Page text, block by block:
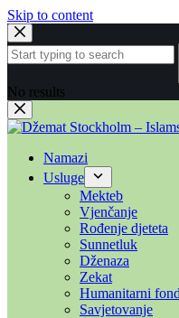
Skip to content
No results
Namazi
Usluge
Mekteb
Vjenčanje
Rođenje djeteta
Sunnetluk
Dženaza
Zekat
Humanitarni fond
Savjetovanje